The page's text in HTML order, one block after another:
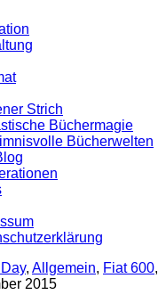
Strich
Büchermagie
Bücherwelten
, Allgemein, Fiat 600,
2015